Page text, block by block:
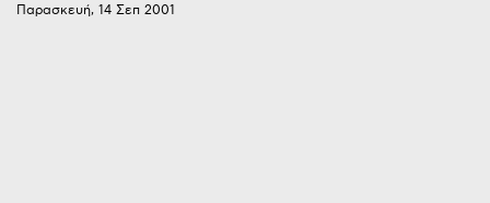
Παρασκευή, 14 Σεπ 2001